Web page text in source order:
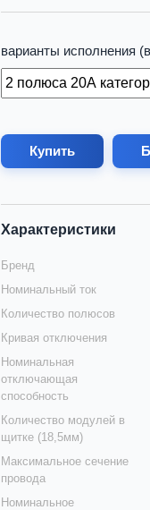
варианты исполнения
Купить
Характеристики
Бренд
Номинальный ток
Количество полюсов
Кривая отключения
Номинальная
отключающая
способность
Количество модулей в
щитке (18,5мм)
Максимальное сечение
провода
Номинальное